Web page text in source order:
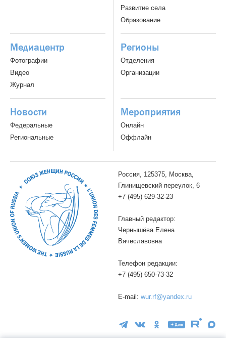
Развитие села
Образование
Медиацентр
Фотографии
Видео
Журнал
Регионы
Отделения
Организации
Новости
Федеральные
Региональные
Мероприятия
Онлайн
Оффлайн
Россия, 125375, Москва,
Глинищевский переулок, 6
+7 (495) 629-32-23
Главный редактор:
Чернышёва Елена
Вячеславовна
Телефон редакции:
+7 (495) 650-73-32
E-mail: wur.rf@yandex.ru